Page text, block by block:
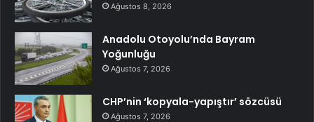
Ağustos 8, 2026
Anadolu Otoyolu’nda Bayram
Yoğunluğu
Ağustos 7, 2026
CHP’nin ‘kopyala-yapıştır’ sözcüsü
Ağustos 7, 2026